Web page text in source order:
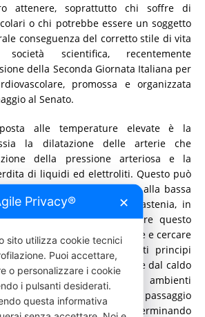
attenere, soprattutto chi soffre di
o chi potrebbe essere un soggetto
conseguenza del corretto stile di vita
scientifica, recentemente
della Seconda Giornata Italiana per
promossa e organizzata
al Senato.
alle temperature elevate è la
la dilatazione delle arterie che
della pressione arteriosa e la
di liquidi ed elettroliti. Questo può
ipotensivi, collegati alla bassa
stati lipotimici, forte astenia, in
e proprie sincopi. Per evitare questo
bene e frequentemente e cercare
al caldo. Questi principi
mare: passare rapidamente dal caldo
(o da ambienti caldi ad ambienti
comportare un repentino passaggio
alla vasocostrizione, determinando
Privacy® ✕
sito utilizza cookie tecnici
Puoi accettare,
o personalizzare i cookie
i pulsanti desiderati.
questa informativa